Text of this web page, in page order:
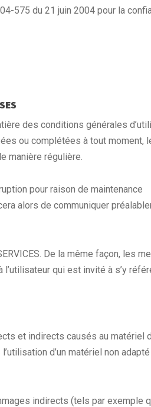
575 du 21 juin 2004 pour la
des conditions générales
ou complétées à tout moment,
manière régulière.
pour raison de maintenance
alors de communiquer
De la même façon, les
qui est invité à s’y
et indirects causés au matériel
d’un matériel non
indirects (tels par exemple